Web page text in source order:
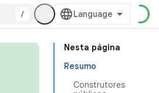
/
Nesta página
Resumo
Construtores